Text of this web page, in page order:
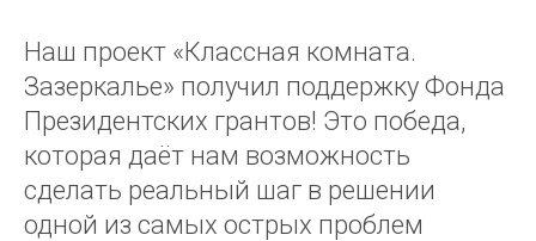
Наш проект «Классная комната.
Зазеркалье» получил поддержку Фонда
Президентских грантов! Это победа,
которая даёт нам возможность
сделать реальный шаг в решении
одной из самых острых проблем